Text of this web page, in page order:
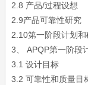
2.8 产品/过程设想
2.9产品可靠性研究
2.10第一阶段计划
3、 APQP第一阶段
3.1 设计目标
3.2 可靠性和质量目